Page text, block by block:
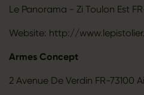
Le Panorama - Zi Toulon Est
Website: http://
Armes Concept
2 Avenue De Verdin FR-73100